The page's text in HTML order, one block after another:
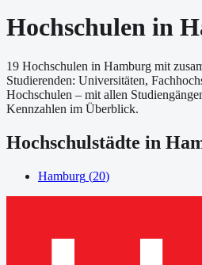
Hochschulen in
19 Hochschulen in Hamburg mit
Studierenden: Universitäten,
Hochschulen – mit allen
Kennzahlen im Überblick.
Hochschulstädte in
Hamburg (20)